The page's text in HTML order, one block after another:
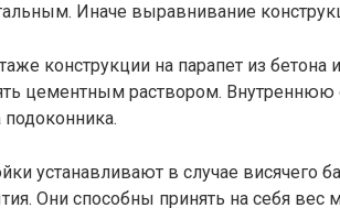
Иначе выравнивание
конструкции на парапет из бетона
цементным раствором. Внутреннюю
устанавливают в случае висячего
Они способны принять на себя вес